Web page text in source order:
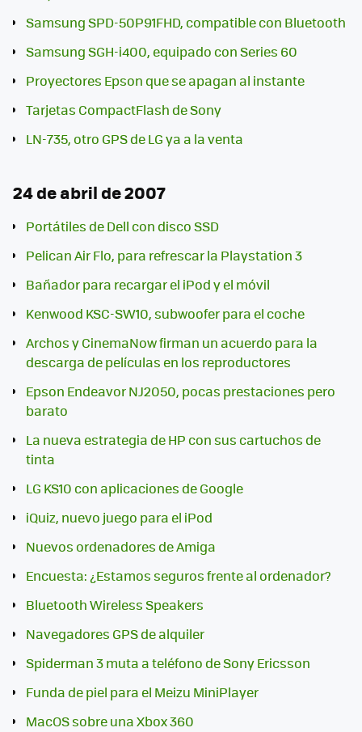
Samsung SPD-50P91FHD, compatible con Bluetooth
Samsung SGH-i400, equipado con Series 60
Proyectores Epson que se apagan al instante
Tarjetas CompactFlash de Sony
LN-735, otro GPS de LG ya a la venta
24 de abril de 2007
Portátiles de Dell con disco SSD
Pelican Air Flo, para refrescar la Playstation 3
Bañador para recargar el iPod y el móvil
Kenwood KSC-SW10, subwoofer para el coche
Archos y CinemaNow firman un acuerdo para la
descarga de películas en los reproductores
Epson Endeavor NJ2050, pocas prestaciones pero
barato
La nueva estrategia de HP con sus cartuchos de
tinta
LG KS10 con aplicaciones de Google
iQuiz, nuevo juego para el iPod
Nuevos ordenadores de Amiga
Encuesta: ¿Estamos seguros frente al ordenador?
Bluetooth Wireless Speakers
Navegadores GPS de alquiler
Spiderman 3 muta a teléfono de Sony Ericsson
Funda de piel para el Meizu MiniPlayer
MacOS sobre una Xbox 360